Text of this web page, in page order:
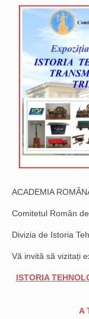
ACADEMIA
Comitetul Român
Divizia de Istoria
Vă invită să vizitați
ISTORIA
A